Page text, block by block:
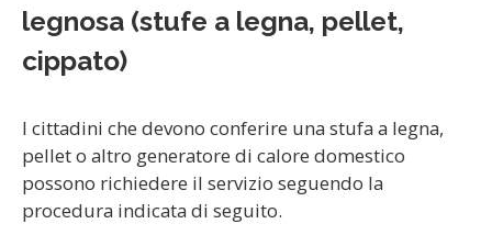
legnosa (stufe a legna, pellet,
cippato)
I cittadini che devono conferire una stufa a legna,
pellet o altro generatore di calore domestico
possono richiedere il servizio seguendo la
procedura indicata di seguito.